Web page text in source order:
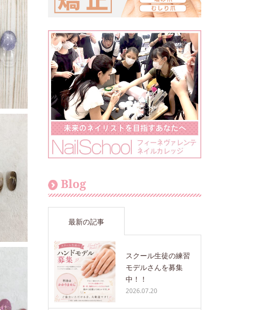
Blog
最新の記事
スクール生徒の練習
モデルさんを募集
中！！
2026.07.20